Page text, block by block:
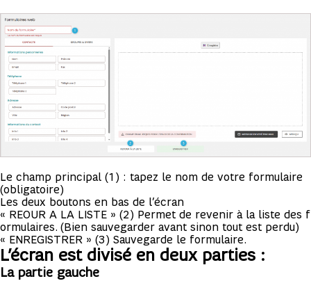
Le champ principal (1) : tapez le nom de votre formulaire
(obligatoire)
Les deux boutons en bas de l’écran
« REOUR A LA LISTE » (2) Permet de revenir à la liste des f
ormulaires. (Bien sauvegarder avant sinon tout est perdu)
« ENREGISTRER » (3) Sauvegarde le formulaire.
L’écran est divisé en deux parties :
La partie gauche